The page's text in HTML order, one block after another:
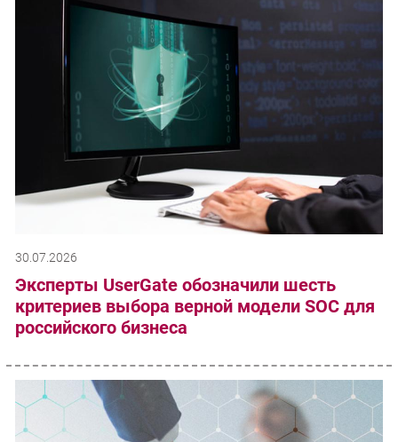
30.07.2026
Эксперты UserGate обозначили шесть
критериев выбора верной модели SOC для
российского бизнеса